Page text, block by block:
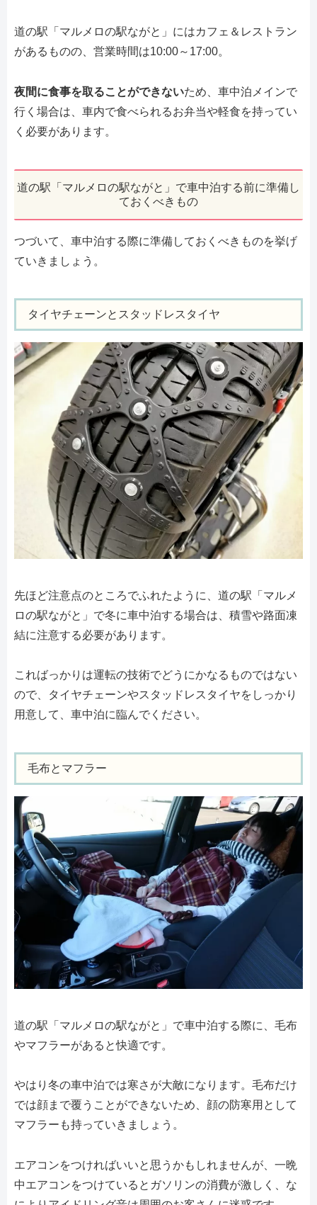
道の駅「マルメロの駅ながと」にはカフェ＆レストラン
があるものの、営業時間は10:00～17:00。
夜間に食事を取ることができないため、車中泊メインで
行く場合は、車内で食べられるお弁当や軽食を持ってい
く必要があります。
道の駅「マルメロの駅ながと」で車中泊する前に準備し
ておくべきもの
つづいて、車中泊する際に準備しておくべきものを挙げ
ていきましょう。
タイヤチェーンとスタッドレスタイヤ
先ほど注意点のところでふれたように、道の駅「マルメ
ロの駅ながと」で冬に車中泊する場合は、積雪や路面凍
結に注意する必要があります。
こればっかりは運転の技術でどうにかなるものではない
ので、タイヤチェーンやスタッドレスタイヤをしっかり
用意して、車中泊に臨んでください。
毛布とマフラー
道の駅「マルメロの駅ながと」で車中泊する際に、毛布
やマフラーがあると快適です。
やはり冬の車中泊では寒さが大敵になります。毛布だけ
では顔まで覆うことができないため、顔の防寒用として
マフラーも持っていきましょう。
エアコンをつければいいと思うかもしれませんが、一晩
中エアコンをつけているとガソリンの消費が激しく、な